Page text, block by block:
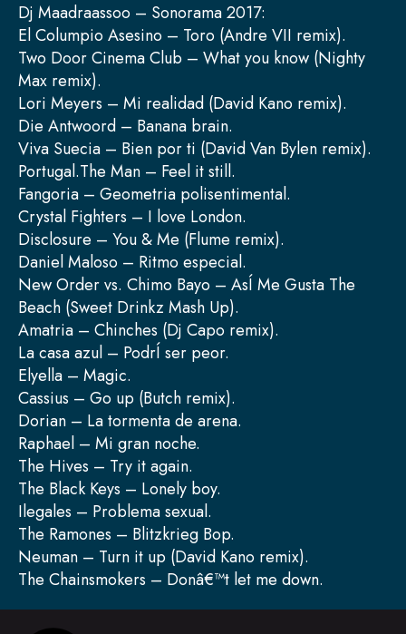
Dj Maadraassoo – Sonorama 2017:
El Columpio Asesino – Toro (Andre VII remix).
Two Door Cinema Club – What you know (Nighty
Max remix).
Lori Meyers – Mi realidad (David Kano remix).
Die Antwoord – Banana brain.
Viva Suecia – Bien por ti (David Van Bylen remix).
Portugal.The Man – Feel it still.
Fangoria – Geometria polisentimental.
Crystal Fighters – I love London.
Disclosure – You & Me (Flume remix).
Daniel Maloso – Ritmo especial.
New Order vs. Chimo Bayo – AsÍ Me Gusta The
Beach (Sweet Drinkz Mash Up).
Amatria – Chinches (Dj Capo remix).
La casa azul – PodrÍ ser peor.
Elyella – Magic.
Cassius – Go up (Butch remix).
Dorian – La tormenta de arena.
Raphael – Mi gran noche.
The Hives – Try it again.
The Black Keys – Lonely boy.
Ilegales – Problema sexual.
The Ramones – Blitzkrieg Bop.
Neuman – Turn it up (David Kano remix).
The Chainsmokers – Donâ€™t let me down.